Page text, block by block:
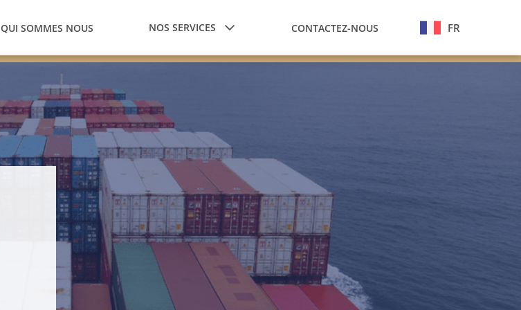
QUI SOMMES NOUS NOS SERVICES CONTACTEZ-NOUS
FR
EN